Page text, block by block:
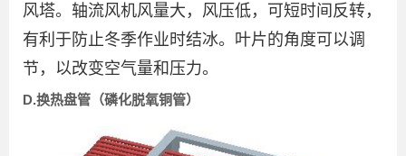
风塔。轴流风机风量大，风压低，可短时间反转，
有利于防止冬季作业时结冰。叶片的角度可以调
节，以改变空气量和压力。
D.换热盘管（磷化脱氧铜管）